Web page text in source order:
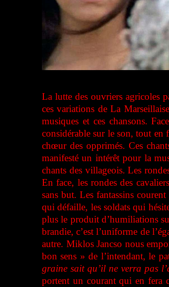
La lutte des ouvriers agricoles
ces variations de La
musiques et ces chansons.
considérable sur le son, tout
chœur des opprimés. Ces
manifesté un intérêt pour la
chants des villageois. Les
En face, les rondes des
sans but. Les fantassins
qui défaille, les soldats qui
plus le produit d’humiliations
brandie, c’est l’uniforme de
autre. Miklos Jancso nous
bon sens » de l’intendant, le
graine sait qu’il ne verra pas
portent un courant qui en fera